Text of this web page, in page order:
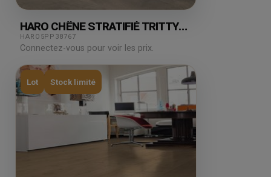
HARO CHÊNE STRATIFIÉ TRITTY
GRAN VIA BERGAMO CARBON
5.36M²
HARO5PP38767
Connectez-vous pour voir les prix.
Lot Stock limité